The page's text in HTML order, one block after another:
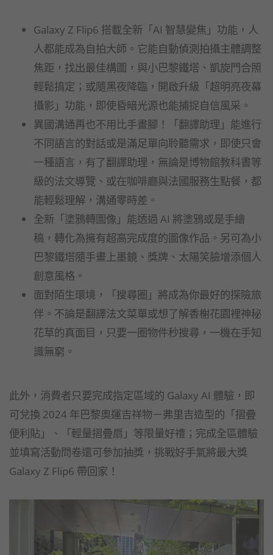
Galaxy Z Flip6 搭載全新「AI 智慧變焦」功能，人
人都能成為自拍大師。它能自動偵測拍攝主體調整
焦距，找出最佳構圖，與小巴黎鐵塔、凱旋門合照
輕鬆搞定；或隨黑夜降臨，開啟升級「超明亮夜幕
攝影」功能，即使昏暗光源也能捕捉自信風采。
異國溝通再也不用比手畫腳！「翻譯助理」能進行
不同語言的對話或是滿足單向聆聽需求，即使只會
一種語言，有了翻譯助理，無論是博物館教科書等
級的法文導覽、或在咖啡廳與法國服務生點餐，都
能輕鬆理解，溝通零時差。
全新「塗鴉轉圖像」能透過 AI 將塗鴉或是手繪
稿，轉化為擁有超高完成度的圖像作品。另可為小
巴黎鐵塔隨手畫上墨鏡、獎牌、太陽笑臉增添個人
創意風格。
面對陌生環境，「搜尋圈」將成為你最好的探險旅
伴。不論是翻譯法文菜單或想了解香榭花園裡神秘
花草的真面目，只要一圈物件秒搜尋，一機在手知
識無窮。
此外，消費者只要完成指定區域的 Galaxy AI 體驗，即
可兌換 2024 年巴黎奧運吉祥物－弗里吉造型的「摺疊
便利貼」、「輕量摺疊扇」等限量好禮；完成全區體驗
並填寫活動問卷還可參加抽獎，挑戰好手氣將最大獎
Galaxy Z Flip6 帶回家！